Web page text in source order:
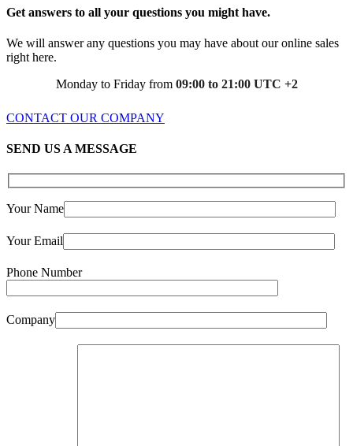
Get answers to all your questions you might have.
We will answer any questions you may have about our online sales
right here.
Monday to Friday from 09:00 to 21:00 UTC +2
CONTACT OUR COMPANY
SEND US A MESSAGE
Your Name
Your Email
Phone Number
Company